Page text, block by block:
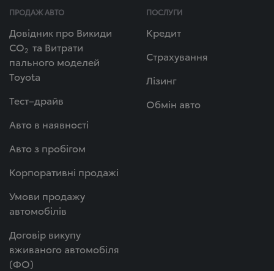
ПРОДАЖ АВТО
Довідник про Викиди
СО2 та Витрати
пального моделей
Toyota
Тест–драйв
Авто в наявності
Авто з пробігом
Корпоративні продажі
Умови продажу
автомобілів
Договір викупу
вживаного автомобіля
(ФО)
ПОСЛУГИ
Кредит
Страхування
Лізинг
Обмін авто